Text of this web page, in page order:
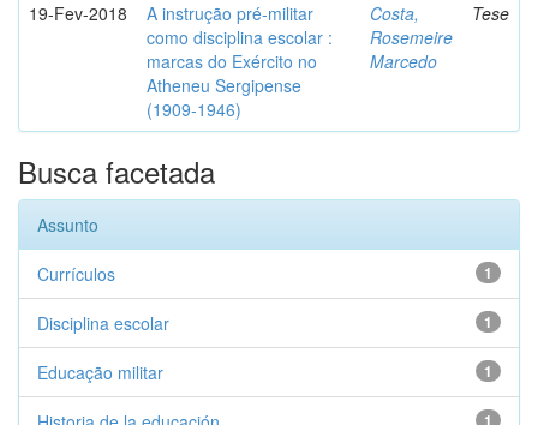
19-Fev-2018
A instrução pré-militar
como disciplina escolar :
marcas do Exército no
Atheneu Sergipense
(1909-1946)
Costa,
Rosemeire
Marcedo
Tese
Busca facetada
Assunto
1
Currículos
1
Disciplina escolar
1
Educação militar
1